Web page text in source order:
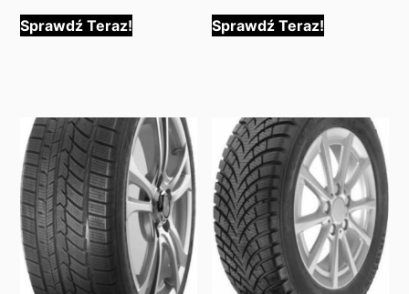
Sprawdź Teraz! Sprawdź Teraz!